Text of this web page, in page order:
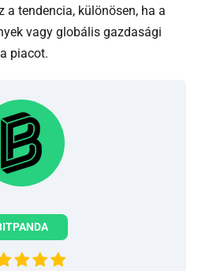
tendencia, különösen, ha a
vagy globális gazdasági
piacot.